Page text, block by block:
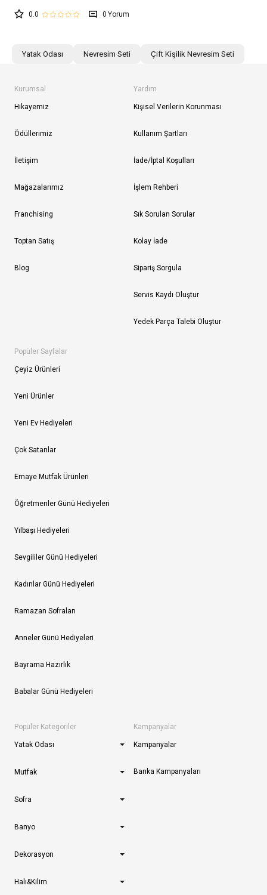
0.0 0
Yatak Odası Nevresim Seti Çift Kişilik Nevresim Seti
Kurumsal
Hikayemiz
Ödüllerimiz
İletişim
Mağazalarımız
Franchising
Toptan Satış
Blog
Yardım
Kişisel Verilerin Korunması
Kullanım Şartları
İade/İptal Koşulları
İşlem Rehberi
Sık Sorulan Sorular
Kolay İade
Sipariş Sorgula
Servis Kaydı Oluştur
Yedek Parça Talebi Oluştur
Popüler Sayfalar
Çeyiz Ürünleri
Yeni Ürünler
Yeni Ev Hediyeleri
Çok Satanlar
Emaye Mutfak Ürünleri
Öğretmenler Günü Hediyeleri
Yılbaşı Hediyeleri
Sevgililer Günü Hediyeleri
Kadınlar Günü Hediyeleri
Ramazan Sofraları
Anneler Günü Hediyeleri
Bayrama Hazırlık
Babalar Günü Hediyeleri
Popüler Kategoriler
Yatak Odası
Mutfak
Sofra
Banyo
Dekorasyon
Halı&Kilim
Kampanyalar
Kampanyalar
Banka Kampanyaları